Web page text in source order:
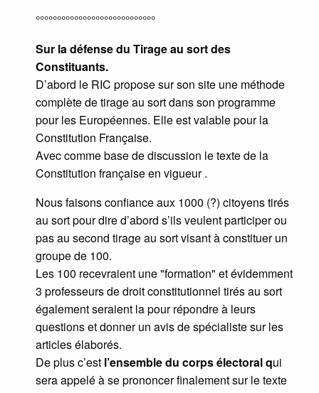
°°°°°°°°°°°°°°°°°°°°°°°°°°°°
Sur la défense du Tirage au sort des
Constituants.
D’abord le RIC propose sur son site une méthode
complète de tirage au sort dans son programme
pour les Européennes. Elle est valable pour la
Constitution Française.
Avec comme base de discussion le texte de la
Constitution française en vigueur .
Nous faisons confiance aux 1000 (?) citoyens tirés
au sort pour dire d’abord s’ils veulent participer ou
pas au second tirage au sort visant à constituer un
groupe de 100.
Les 100 recevraient une "formation" et évidemment
3 professeurs de droit constitutionnel tirés au sort
également seraient la pour répondre à leurs
questions et donner un avis de spécialiste sur les
articles élaborés.
De plus c’est l’ensemble du corps électoral qui
sera appelé à se prononcer finalement sur le texte